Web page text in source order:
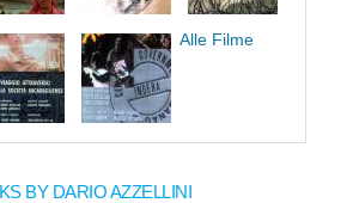
Alle Filme
BY DARIO AZZELLINI